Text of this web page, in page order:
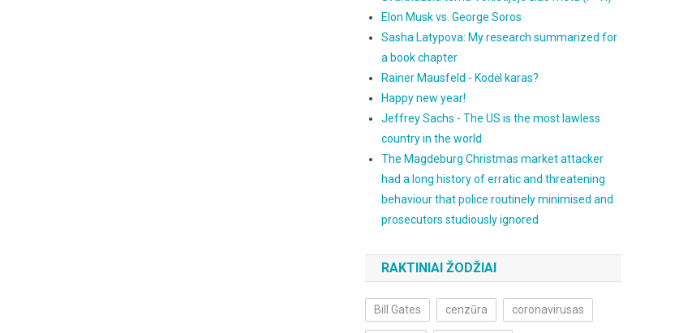
Elon Musk vs. George Soros
Sasha Latypova: My research summarized for
a book chapter
Rainer Mausfeld - Kodėl karas?
Happy new year!
Jeffrey Sachs - The US is the most lawless
country in the world
The Magdeburg Christmas market attacker
had a long history of erratic and threatening
behaviour that police routinely minimised and
prosecutors studiously ignored
RAKTINIAI ŽODŽIAI
Bill Gates cenzūra coronavirusas